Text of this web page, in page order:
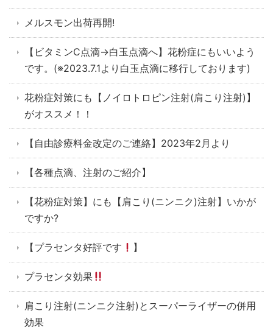
メルスモン出荷再開!
【ビタミンC点滴→白玉点滴へ】花粉症にもいいよう
です。(※2023.7.1より白玉点滴に移行しております)
花粉症対策にも【ノイロトロピン注射(肩こり注射)】
がオススメ！！
【自由診療料金改定のご連絡】2023年2月より
【各種点滴、注射のご紹介】
【花粉症対策】にも【肩こり(ニンニク)注射】いかが
ですか?
【プラセンタ好評です 】
プラセンタ効果
肩こり注射(ニンニク注射)とスーパーライザーの併用
効果